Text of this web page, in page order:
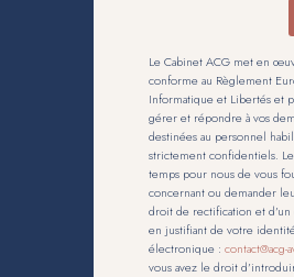
Le Cabinet ACG met en
conforme au Règlement
Informatique et Libertés et
gérer et répondre à vos
destinées au personnel
strictement confidentiels.
temps pour nous de vous
concernant ou demander
droit de rectification et
en justifiant de votre
électronique : contact@acg-
vous avez le droit